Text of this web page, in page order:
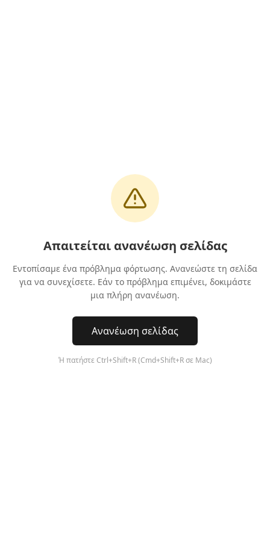
Απαιτείται ανανέωση σελίδας
Εντοπίσαμε ένα πρόβλημα φόρτωσης. Ανανεώστε τη σελίδα
για να συνεχίσετε. Εάν το πρόβλημα επιμένει, δοκιμάστε
μια πλήρη ανανέωση.
Ανανέωση σελίδας
Ή πατήστε Ctrl+Shift+R (Cmd+Shift+R σε Mac)